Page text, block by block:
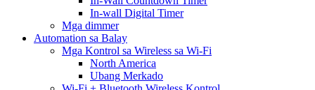
In-wall Digital Timer
Mga dimmer
Automation sa Balay
Mga Kontrol sa Wireless sa Wi-Fi
North America
Ubang Merkado